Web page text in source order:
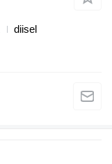
diisel